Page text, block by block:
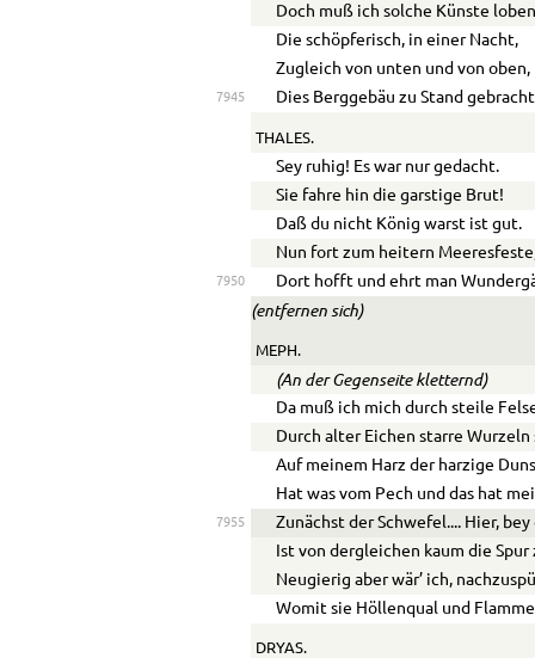
Doch muß ich solche Künste
Die schöpferisch, in einer Nacht,
Zugleich von unten und von oben,
7945 Dies Berggebäu zu Stand
THALES.
Sey ruhig! Es war nur gedacht.
Sie fahre hin die garstige Brut!
Daß du nicht König warst ist gut.
Nun fort zum heitern
7950 Dort hofft und ehrt man
(entfernen sich)
MEPH.
(An der Gegenseite kletternd)
Da muß ich mich durch steile
Durch alter Eichen starre Wurzeln
Auf meinem Harz der harzige
Hat was vom Pech und das hat
7955 Zunächst der Schwefel.... Hier,
Ist von dergleichen kaum die Spur
Neugierig aber wär’ ich,
Womit sie Höllenqual und
DRYAS.